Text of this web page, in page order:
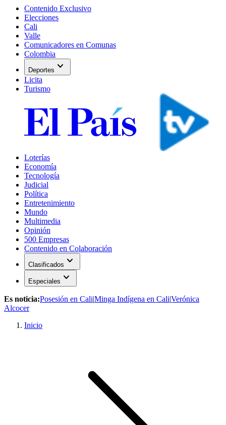
Contenido Exclusivo
Elecciones
Cali
Valle
Comunicadores en Comunas
Colombia
Deportes expand_more
Licita
Turismo
Loterías
Economía
Tecnología
Judicial
Política
Entretenimiento
Mundo
Multimedia
Opinión
500 Empresas
Contenido en Colaboración
Clasificados expand_more
Especiales expand_more
Es noticia:Posesión en Cali|Minga Indígena en Cali|Verónica
Alcocer
Inicio